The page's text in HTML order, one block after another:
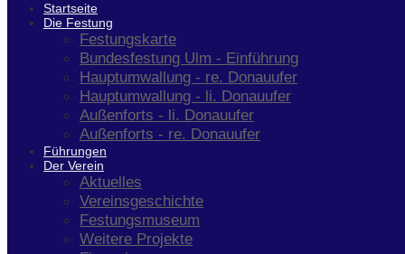
Startseite
Die Festung
Festungskarte
Bundesfestung Ulm - Einführung
Hauptumwallung - re. Donauufer
Hauptumwallung - li. Donauufer
Außenforts - li. Donauufer
Außenforts - re. Donauufer
Führungen
Der Verein
Aktuelles
Vereinsgeschichte
Festungsmuseum
Weitere Projekte